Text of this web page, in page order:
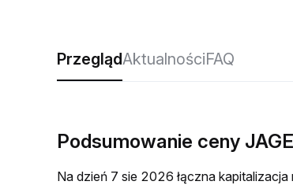
PrzeglądAktualnościFAQ
Podsumowanie ceny
Na dzień 7 sie 2026 łączna